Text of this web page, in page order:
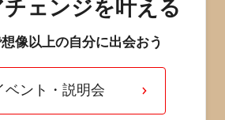
ェンジを叶える
像以上の自分に出会おう
ベント・説明会